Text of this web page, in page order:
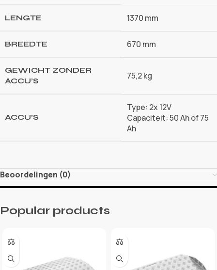
LENGTE 1370 mm
BREEDTE 670 mm
GEWICHT ZONDER
ACCU’S
75,2 kg
ACCU’S
Type: 2x 12V
Capaciteit: 50 Ah of 75
Ah
Beoordelingen (0)
Popular products